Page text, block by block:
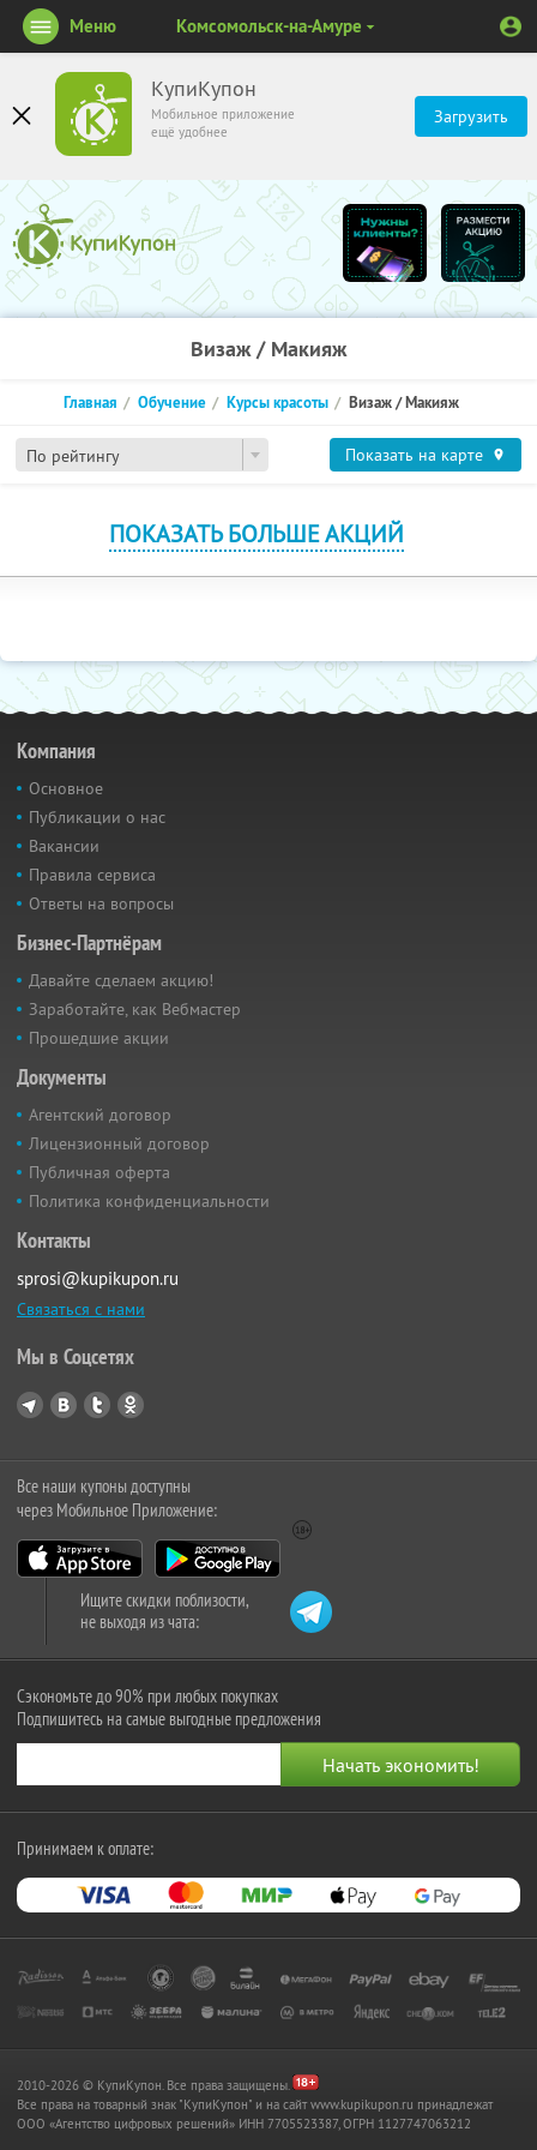
КупиКупон
Мобильное приложение
ещё удобнее
Загрузить
Меню Комсомольск-на-Амуре
Визаж / Макияж
По рейтингу
Главная Обучение Курсы красоты Визаж / Макияж
Показать на карте
ПОКАЗАТЬ БОЛЬШЕ АКЦИЙ
Компания
Основное
Публикации о нас
Вакансии
Правила сервиса
Ответы на вопросы
Бизнес-Партнёрам
Давайте сделаем акцию!
Заработайте, как Вебмастер
Прошедшие акции
Документы
Агентский договор
Лицензионный договор
Публичная оферта
Политика конфиденциальности
Контакты
sprosi@kupikupon.ru
Связаться с нами
Мы в Соцсетях
Все наши купоны доступны
через Мобильное Приложение:
Ищите скидки поблизости,
не выходя из чата:
Сэкономьте до 90% при любых покупках
Подпишитесь на самые выгодные предложения
Принимаем к оплате:
2010-2026 © КупиКупон. Все права защищены.
Все права на товарный знак "КупиКупон" и на сайт www.kupikupon.ru принадлежат
OOO «Агентство цифровых решений» ИНН 7705523387, ОГРН 1127747063212